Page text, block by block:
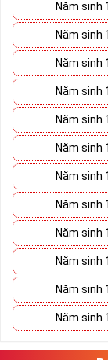
Năm sinh
Năm sinh
Năm sinh
Năm sinh
Năm sinh
Năm sinh
Năm sinh
Năm sinh
Năm sinh
Năm sinh
Năm sinh
Năm sinh